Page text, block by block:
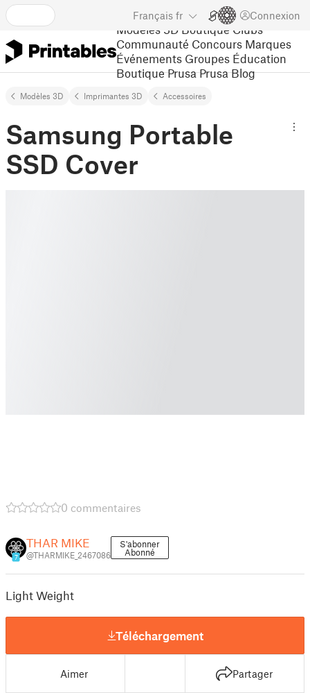
Français fr Connexion
Modèles 3D Boutique Clubs
Communauté Concours Marques
Événements Groupes Éducation
Boutique Prusa Prusa Blog
Modèles 3D Imprimantes 3D Accessoires
Samsung Portable
SSD Cover
0 commentaires
7
THAR MIKE
@THARMIKE_2467086
S'abonner
Abonné
Light Weight
Téléchargement
Aimer Partager